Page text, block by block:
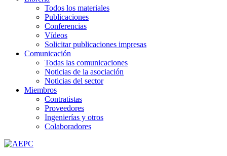
Todos los materiales
Publicaciones
Conferencias
Vídeos
Solicitar publicaciones impresas
Comunicación
Todas las comunicaciones
Noticias de la asociación
Noticias del sector
Miembros
Contratistas
Proveedores
Ingenierías y otros
Colaboradores